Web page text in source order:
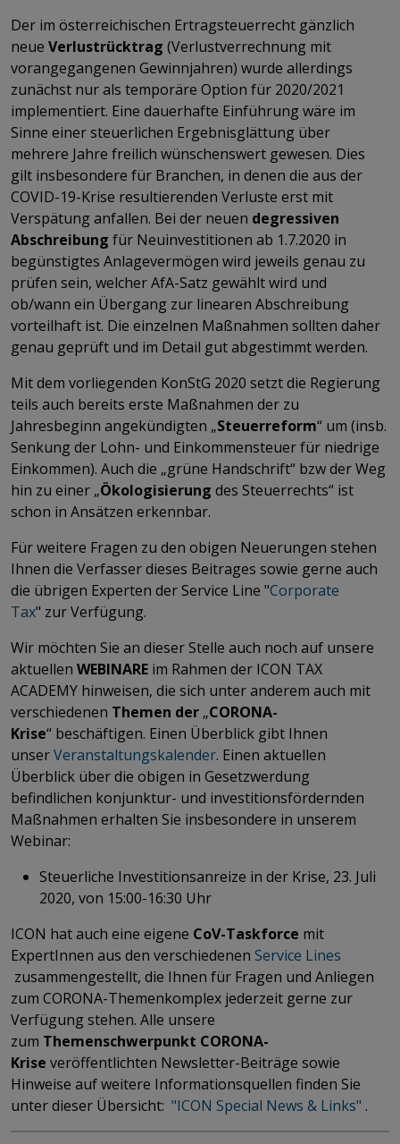
Der im österreichischen Ertragsteuerrecht gänzlich
neue Verlustrücktrag (Verlustverrechnung mit
vorangegangenen Gewinnjahren) wurde allerdings
zunächst nur als temporäre Option für 2020/2021
implementiert. Eine dauerhafte Einführung wäre im
Sinne einer steuerlichen Ergebnisglättung über
mehrere Jahre freilich wünschenswert gewesen. Dies
gilt insbesondere für Branchen, in denen die aus der
COVID-19-Krise resultierenden Verluste erst mit
Verspätung anfallen. Bei der neuen degressiven
Abschreibung für Neuinvestitionen ab 1.7.2020 in
begünstigtes Anlagevermögen wird jeweils genau zu
prüfen sein, welcher AfA-Satz gewählt wird und
ob/wann ein Übergang zur linearen Abschreibung
vorteilhaft ist. Die einzelnen Maßnahmen sollten daher
genau geprüft und im Detail gut abgestimmt werden.
Mit dem vorliegenden KonStG 2020 setzt die Regierung
teils auch bereits erste Maßnahmen der zu
Jahresbeginn angekündigten „Steuerreform“ um (insb.
Senkung der Lohn- und Einkommensteuer für niedrige
Einkommen). Auch die „grüne Handschrift“ bzw der Weg
hin zu einer „Ökologisierung des Steuerrechts“ ist
schon in Ansätzen erkennbar.
Für weitere Fragen zu den obigen Neuerungen stehen
Ihnen die Verfasser dieses Beitrages sowie gerne auch
die übrigen Experten der Service Line "Corporate
Tax" zur Verfügung.
Wir möchten Sie an dieser Stelle auch noch auf unsere
aktuellen WEBINARE im Rahmen der ICON TAX
ACADEMY hinweisen, die sich unter anderem auch mit
verschiedenen Themen der „CORONA-
Krise“ beschäftigen. Einen Überblick gibt Ihnen
unserVeranstaltungskalender. Einen aktuellen
Überblick über die obigen in Gesetzwerdung
befindlichen konjunktur- und investitionsfördernden
Maßnahmen erhalten Sie insbesondere in unserem
Webinar:
Steuerliche Investitionsanreize in der Krise, 23. Juli
2020, von 15:00-16:30 Uhr
ICON hat auch eine eigene CoV-Taskforce mit
ExpertInnen aus den verschiedenen Service Lines
zusammengestellt, die Ihnen für Fragen und Anliegen
zum CORONA-Themenkomplex jederzeit gerne zur
Verfügung stehen. Alle unsere
zum Themenschwerpunkt CORONA-
Krise veröffentlichten Newsletter-Beiträge sowie
Hinweise auf weitere Informationsquellen finden Sie
unter dieser Übersicht: "ICON Special News & Links" .